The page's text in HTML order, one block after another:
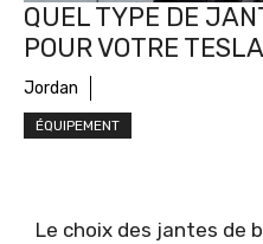
QUEL TYPE DE
POUR VOTRE
Jordan
ÉQUIPEMENT
Le choix des jantes de